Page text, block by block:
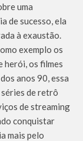
uma
de sucesso, ela
à exaustão.
exemplo os
herói, os filmes
anos 90, essa
séries de retrô
de streaming
conquistar
mais pelo